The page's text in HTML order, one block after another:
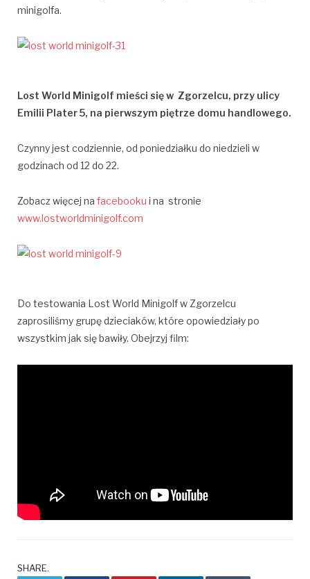
minigolfa.
Lost World Minigolf mieści się w Zgorzelcu, przy ulicy
Emilii Plater 5, na pierwszym piętrze domu handlowego.
Czynny jest codziennie, od poniedziałku do niedzieli w
godzinach od 12 do 22.
Zobacz więcej na facebooku i na stronie
www.lostworldminigolf.com
Do testowania Lost World Minigolf w Zgorzelcu
zaprosiliśmy grupę dzieciaków, które opowiedziały po
wszystkim jak się bawiły. Obejrzyj film:
SHARE.